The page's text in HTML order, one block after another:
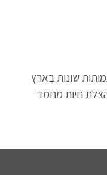
שונות בארץ
חיות מחמד